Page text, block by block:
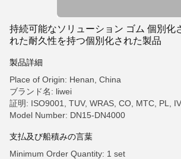
持続可能なソリューション ゴム 個別化
れた耐久性を持つ個別化された製品
製品詳細
Place of Origin: Henan, China
ブランド名: liwei
証明: ISO9001, TUV, WRAS, CO, MTC, PL,
Model Number: DN15-DN4000
支払及び船積みの言葉
Minimum Order Quantity: 1 set